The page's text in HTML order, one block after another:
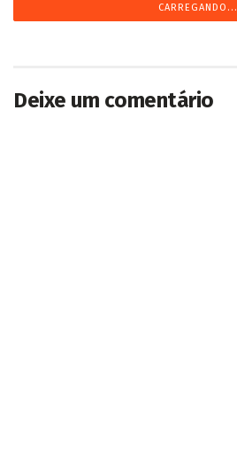
CARREGANDO...
Deixe um comentário